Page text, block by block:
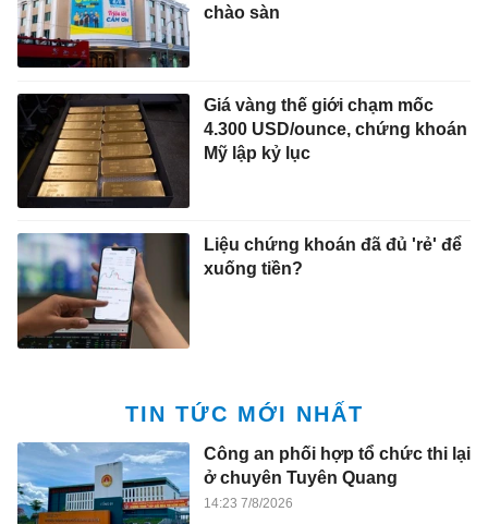
chào sàn
Giá vàng thế giới chạm mốc
4.300 USD/ounce, chứng khoán
Mỹ lập kỷ lục
Liệu chứng khoán đã đủ 'rẻ' để
xuống tiền?
TIN TỨC MỚI NHẤT
Công an phối hợp tổ chức thi lại
ở chuyên Tuyên Quang
14:23 7/8/2026